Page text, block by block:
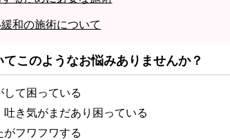
和の施術について
このようなお悩みありませんか？
て困っている
き気がまだあり困っている
フワフワする